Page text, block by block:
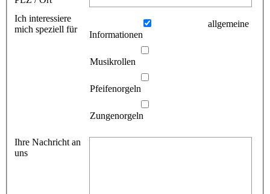
Ich interessiere
mich speziell für
allgemeine
Informationen
Musikrollen
Pfeifenorgeln
Zungenorgeln
Ihre Nachricht an
uns